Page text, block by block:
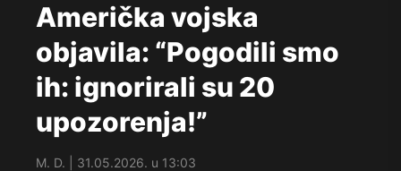
Američka vojska
objavila: “Pogodili smo
ih: ignorirali su 20
upozorenja!”
M. D. | 31.05.2026. u 13:03